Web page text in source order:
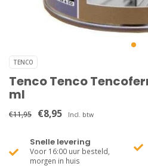
TENCO
Tenco Tenco
ml
€11,95 €8,95 Incl. btw
Snelle levering
Voor 16:00 uur besteld,
morgen in huis